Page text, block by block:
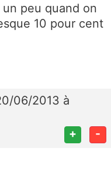
peu quand on
10 pour cent
06/2013 à
+ -